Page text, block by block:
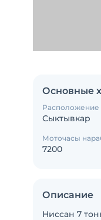
Основные
Расположение
Сыктывкар
Моточасы
7200
Описание
Ниссан 7